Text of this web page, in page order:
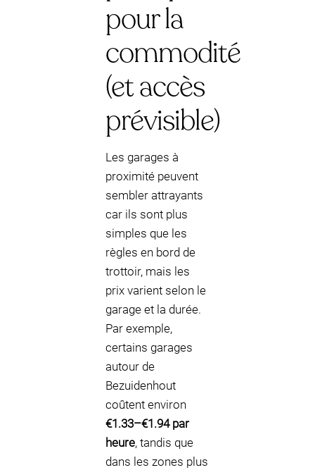
pour la
commodité
(et accès
prévisible)
Les garages à
proximité peuvent
sembler attrayants
car ils sont plus
simples que les
règles en bord de
trottoir, mais les
prix varient selon le
garage et la durée.
Par exemple,
certains garages
autour de
Bezuidenhout
coûtent environ
€1.33–€1.94 par
heure, tandis que
dans les zones plus